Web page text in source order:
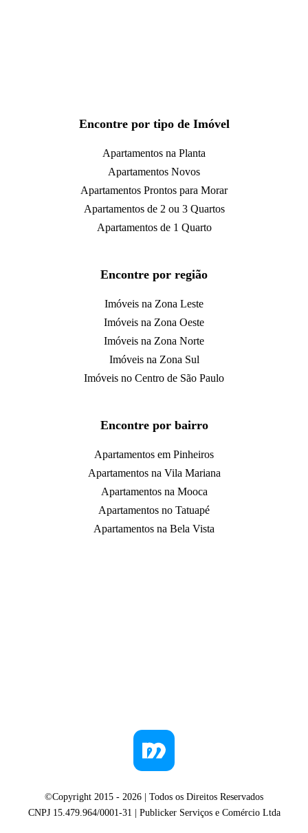
Encontre por tipo de Imóvel
Apartamentos na Planta
Apartamentos Novos
Apartamentos Prontos para Morar
Apartamentos de 2 ou 3 Quartos
Apartamentos de 1 Quarto
Encontre por região
Imóveis na Zona Leste
Imóveis na Zona Oeste
Imóveis na Zona Norte
Imóveis na Zona Sul
Imóveis no Centro de São Paulo
Encontre por bairro
Apartamentos em Pinheiros
Apartamentos na Vila Mariana
Apartamentos na Mooca
Apartamentos no Tatuapé
Apartamentos na Bela Vista
©Copyright 2015 - 2026 | Todos os Direitos Reservados
CNPJ 15.479.964/0001-31 | Publicker Serviços e Comércio Ltda